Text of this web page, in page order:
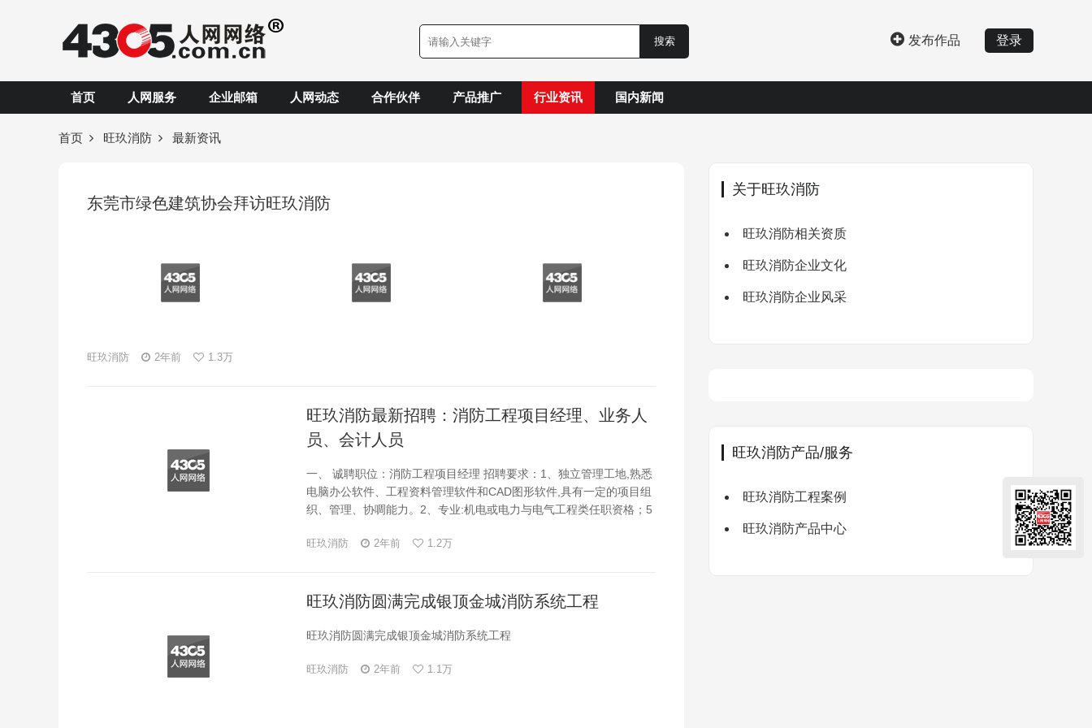
发布作品 登录
首页 人网服务 企业邮箱 人网动态 合作伙伴 产品推广 行业资讯 国内新闻
首页 旺玖消防 最新资讯
东莞市绿色建筑协会拜访旺玖消防
旺玖消防 2年前 1.3万
旺玖消防最新招聘：消防工程项目经理、业务人
员、会计人员
一、 诚聘职位：消防工程项目经理 招聘要求：1、独立管理工地,熟悉
电脑办公软件、工程资料管理软件和CAD图形软件,具有一定的项目组
织、管理、协啁能力。2、专业:机电或电力与电气工程类任职资格；5
统、自动喷洒系统、防排烟系统专业技术知识。3
旺玖消防 2年前 1.2万
旺玖消防圆满完成银顶金城消防系统工程
旺玖消防圆满完成银顶金城消防系统工程
旺玖消防 2年前 1.1万
关于旺玖消防
旺玖消防相关资质
旺玖消防企业文化
旺玖消防企业风采
旺玖消防产品/服务
旺玖消防工程案例
旺玖消防产品中心